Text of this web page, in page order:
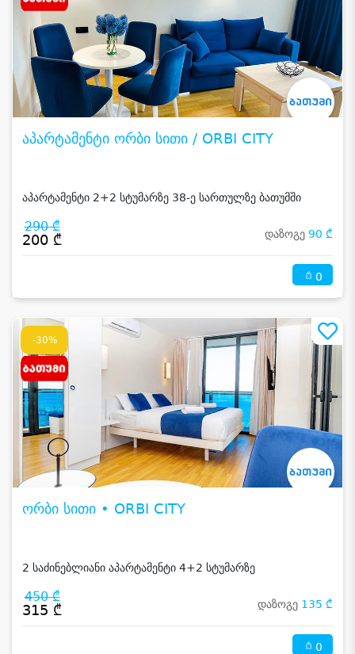
აპარტამენტი ორბი სითი / ORBI CITY
აპარტამენტი 2+2 სტუმარზე 38-ე სართულზე ბათუმში
290 ₾
200 ₾ დაზოგე 90 ₾
0
-30%
ორბი სითი • ORBI CITY
2 საძინებლიანი აპარტამენტი 4+2 სტუმარზე
450 ₾
315 ₾ დაზოგე 135 ₾
0